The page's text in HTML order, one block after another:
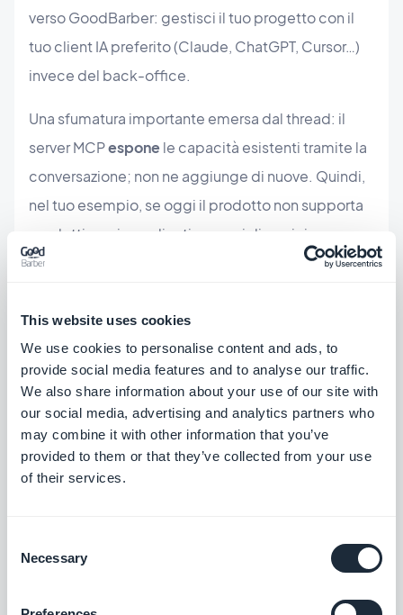
This website uses cookies
We use cookies to personalise content and ads, to
provide social media features and to analyse our traffic.
We also share information about your use of our site with
our social media, advertising and analytics partners who
may combine it with other information that you’ve
provided to them or that they’ve collected from your use
of their services.
Selection
Necessary
verso GoodBarber: gestisci il tuo progetto con il
tuo client IA preferito (Claude, ChatGPT, Cursor…)
invece del back-office.
Una sfumatura importante emersa dal thread: il
server MCPesponele capacità esistenti tramite la
conversazione; non ne aggiunge di nuove. Quindi,
nel tuo esempio, se oggi il prodotto non supporta
prodotti con ingredienti e prezzi dinamici,
nemmeno l'MCP potrà crearli.
Notifiche push e azioni di back-
end
Il builder può inviare una push a un utente specifico
per un'attività assegnata? Dal builder no: crea
notifiche molto più avanzato del back-office